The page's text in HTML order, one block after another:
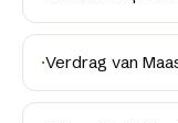
·Verdrag van